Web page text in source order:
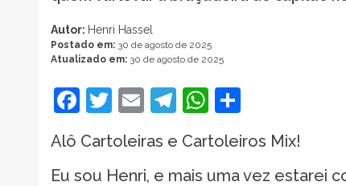
Autor: Henri Hassel
Postado em: 30 de agosto de 2025
Atualizado em: 30 de agosto de 2025
Facebook
Twitter
EmailTelegram
WhatsApp
Alô Cartoleiras e Cartoleiros Mix!
Eu sou Henri, e mais uma vez estarei